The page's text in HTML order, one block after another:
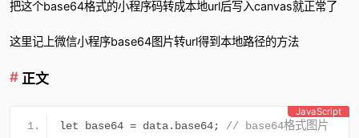
把这个base64格式的小程序码转成本地url后写入canvas就正常了
这里记上微信小程序base64图片转url得到本地路径的方法
正文
JavaScript
let base64 = data. base64;
// base64格式图片